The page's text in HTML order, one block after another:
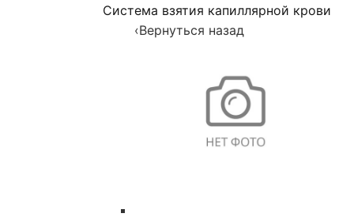
Система взятия капиллярной крови
‹Вернуться назад